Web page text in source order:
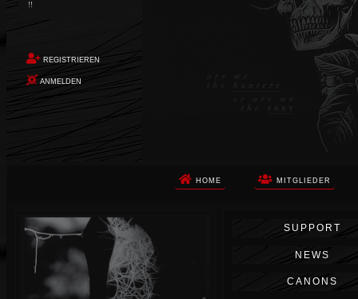
!!
REGISTRIEREN
ANMELDEN
HOME MITGLIEDER
Die Apokalypse. Das ist das Wort,
das Ihnen in den Sinn kommt, als
Sie auf dem Boden aufwachen, Ihr
Körper schmerzt und Ihr Geist
wird von alptraumhaften
Erinnerungen überflutet. Vor
SUPPORT
NEWS
CANONS